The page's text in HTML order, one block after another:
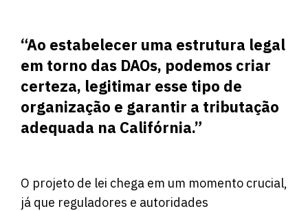
“Ao estabelecer uma estrutura legal
em torno das DAOs, podemos criar
certeza, legitimar esse tipo de
organização e garantir a tributação
adequada na Califórnia.”
O projeto de lei chega em um momento crucial,
já que reguladores e autoridades